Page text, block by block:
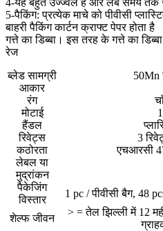
5-पैकिंग: प्रत्येक माचे को पीवीसी
बाहरी पैकिंग कार्टन क्राफ्ट पेपर होता है
गत्ते का डिब्बा। इस तरह के गत्ते का
रेज
ब्लेड सामग्री
50Mn
आकार
रंग
मोटाई
हैंडल
रिवेट्स
3
कठोरता
एचआरसी
लेबल या
मुद्रांकन
पैकेजिंग
विस्तार
1 pc / पीवीसी बैग, 48
शेल्फ जीवन
> = तेल झिल्ली में 12